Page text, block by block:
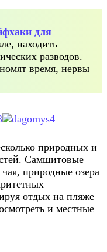
для
находить
разводов.
время, нервы
природных и
Самшитовые
природные озера
отдых на пляже
и местные